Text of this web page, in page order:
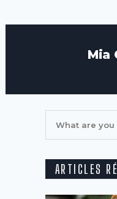
Mia
ARTICLES